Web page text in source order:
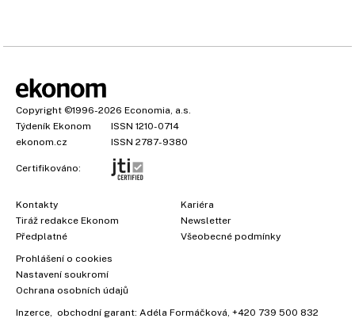
Copyright ©1996-2026 Economia, a.s.
Týdeník Ekonom
ISSN 1210-0714
ekonom.cz
ISSN 2787-9380
Certifikováno:
Kontakty
Tiráž redakce Ekonom
Předplatné
Kariéra
Newsletter
Všeobecné podmínky
Prohlášení o cookies
Nastavení soukromí
Ochrana osobních údajů
Inzerce , obchodní garant: Adéla Formáčková +420 739 500 832